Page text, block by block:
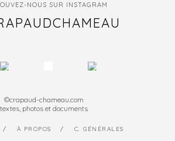
NOUS SUR INSTAGRAM
©crapaud-chameau.com
textes, photos et documents
À PROPOS C. GÉNÉRALES